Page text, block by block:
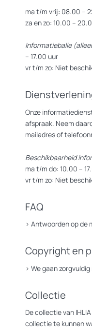
ma t/m vrij: 08.00 –
za en zo: 10.00 –
Informatiebalie
– 17.00 uur
vr t/m zo: Niet
Onze
afspraak. Neem
mailadres of
Beschikbaarheid
ma t/m do: 10.00 –
vr t/m zo: Niet
FAQ
> Antwoorden op de
Copyright en
> We gaan
Collectie
De collectie van
collectie te kunnen